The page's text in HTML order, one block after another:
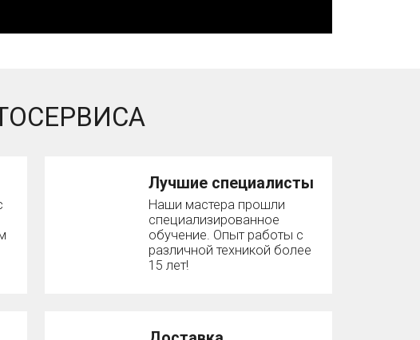
Лучшие специалисты
Наши мастера прошли
специализированное
обучение. Опыт работы с
различной техникой более
15 лет!